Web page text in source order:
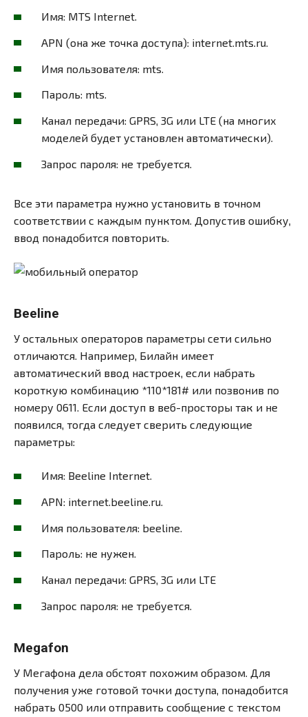
Имя: MTS Internet.
APN (она же точка доступа): internet.mts.ru.
Имя пользователя: mts.
Пароль: mts.
Канал передачи: GPRS, 3G или LTE (на многих
моделей будет установлен автоматически).
Запрос пароля: не требуется.
Все эти параметра нужно установить в точном
соответствии с каждым пунктом. Допустив ошибку,
ввод понадобится повторить.
Beeline
У остальных операторов параметры сети сильно
отличаются. Например, Билайн имеет
автоматический ввод настроек, если набрать
короткую комбинацию *110*181# или позвонив по
номеру 0611. Если доступ в веб-просторы так и не
появился, тогда следует сверить следующие
параметры:
Имя: Beeline Internet.
APN: internet.beeline.ru.
Имя пользователя: beeline.
Пароль: не нужен.
Канал передачи: GPRS, 3G или LTE
Запрос пароля: не требуется.
Megafon
У Мегафона дела обстоят похожим образом. Для
получения уже готовой точки доступа, понадобится
набрать 0500 или отправить сообщение с текстом